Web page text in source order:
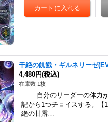
干絶の飢餓・ギルネリーゼ
4,480円(税込)
在庫数 1枚
自分のリーダーの体力が
記から1つチョイスする。【
絶の甘露…